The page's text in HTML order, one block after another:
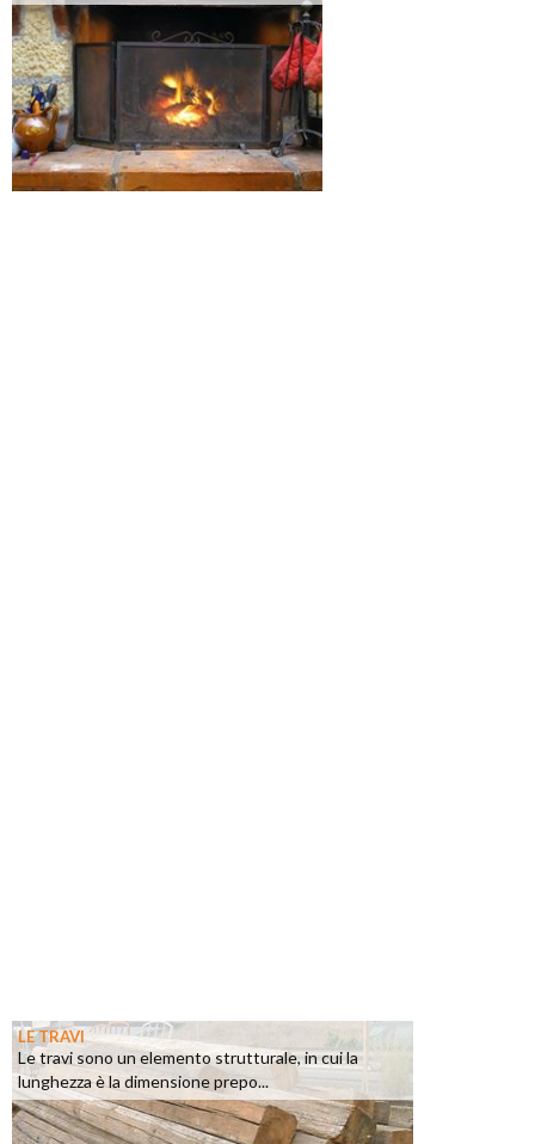
LE TRAVI
Le travi sono un elemento strutturale, in cui la
lunghezza è la dimensione prepo...